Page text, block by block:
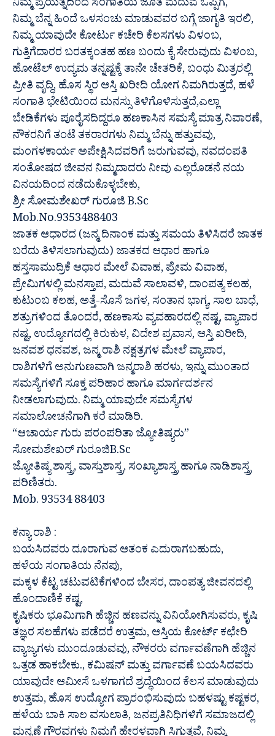
ನಿಮ್ಮ ಪ್ರಯತ್ನದಿಂದ ಸಂಗಾತಿಯ ಜೊತೆ ಮದುವೆ ಒಪ್ಪಿಗೆ,
ನಿಮ್ಮ ಬೆನ್ನ ಹಿಂದೆ ಒಳಸಂಚು ಮಾಡುವವರ ಬಗ್ಗೆ ಜಾಗೃತಿ ಇರಲಿ,
ನಿಮ್ಮ ಯಾವುದೇ ಕೋರ್ಟು ಕಚೇರಿ ಕೆಲಸಗಳು ವಿಳಂಬ,
ಗುತ್ತಿಗೆದಾರರ ಬರತಕ್ಕಂತಹ ಹಣ ಬಂದು ಕೈ ಸೇರುವುದು ವಿಳಂಬ,
ಹೋಟೆಲ್ ಉದ್ಯಮ ತನ್ನಷ್ಟಕ್ಕೆ ತಾನೇ ಚೇತರಿಕೆ, ಬಂಧು ಮಿತ್ರರಲ್ಲಿ
ಪ್ರೀತಿ ವೃದ್ಧಿ, ಹೊಸ ಸ್ಥಿರ ಆಸ್ತಿ ಖರೀದಿ ಯೋಗ ನಿಮಗಿರುತ್ತದೆ, ಹಳೆ
ಸಂಗಾತಿ ಭೇಟಿಯಿಂದ ಮನಸ್ಸು ತಿಳಿಗೊಳಿಸುತ್ತದೆ,ಎಲ್ಲಾ
ಬೇಡಿಕೆಗಳು ಪೂರೈಸದಿದ್ದರೂ ಹಣಕಾಸಿನ ಸಮಸ್ಯೆ ಮಾತ್ರ ನಿವಾರಣೆ,
ನೌಕರನಿಗೆ ತಂಟೆ ತಕರಾರಗಳು ನಿಮ್ಮ ಬೆನ್ನು ಹತ್ತುವವು,
ಮಂಗಳಕಾರ್ಯ ಅಪೇಕ್ಷಿಸಿದವರಿಗೆ ಜರುಗುವವು, ನವದಂಪತಿ
ಸಂತೋಷದ ಜೀವನ ನಿಮ್ಮದಾದರು ನೀವು ಎಲ್ಲರೊಡನೆ ನಯ
ವಿನಯದಿಂದ ನಡೆದುಕೊಳ್ಳಬೇಕು,
ಶ್ರೀ ಸೋಮಶೇಖರ್ ಗುರೂಜಿ B.Sc
Mob.No.9353488403
ಜಾತಕ ಆಧಾರದ (ಜನ್ಮ ದಿನಾಂಕ ಮತ್ತು ಸಮಯ ತಿಳಿಸಿದರೆ ಜಾತಕ
ಬರೆದು ತಿಳಿಸಲಾಗುವುದು) ಜಾತಕದ ಆಧಾರ ಹಾಗೂ
ಹಸ್ತಸಾಮುದ್ರಿಕೆ ಆಧಾರ ಮೇಲೆ ವಿವಾಹ, ಪ್ರೇಮ ವಿವಾಹ,
ಪ್ರೇಮಿಗಳಲ್ಲಿ ಮನಸ್ತಾಪ, ಮದುವೆ ಸಾಲಾವಳಿ, ದಾಂಪತ್ಯ ಕಲಹ,
ಕುಟುಂಬ ಕಲಹ, ಅತ್ತೆ-ಸೊಸೆ ಜಗಳ, ಸಂತಾನ ಭಾಗ್ಯ, ಸಾಲ ಬಾಧೆ,
ಶತ್ರುಗಳಿಂದ ತೊಂದರೆ, ಹಣಕಾಸು ವ್ಯವಹಾರದಲ್ಲಿ ನಷ್ಟ, ವ್ಯಾಪಾರ
ನಷ್ಟ, ಉದ್ಯೋಗದಲ್ಲಿ ಕಿರುಕುಳ, ವಿದೇಶ ಪ್ರವಾಸ, ಆಸ್ತಿ ಖರೀದಿ,
ಜನವಶ ಧನವಶ, ಜನ್ಮ ರಾಶಿ ನಕ್ಷತ್ರಗಳ ಮೇಲೆ ವ್ಯಾಪಾರ,
ರಾಶಿಗಳಿಗೆ ಅನುಗುಣವಾಗಿ ಜನ್ಮರಾಶಿ ಹರಳು, ಇನ್ನು ಮುಂತಾದ
ಸಮಸ್ಯೆಗಳಿಗೆ ಸೂಕ್ತ ಪರಿಹಾರ ಹಾಗೂ ಮಾರ್ಗದರ್ಶನ
ನೀಡಲಾಗುವುದು. ನಿಮ್ಮ ಯಾವುದೇ ಸಮಸ್ಯೆಗಳ
ಸಮಾಲೋಚನೆಗಾಗಿ ಕರೆ ಮಾಡಿರಿ.
“ಆಚಾರ್ಯ ಗುರು ಪರಂಪರಿತಾ ಜ್ಯೋತಿಷ್ಯರು”
ಸೋಮಶೇಖರ್ ಗುರೂಜಿB.Sc
ಜ್ಯೋತಿಷ್ಯ ಶಾಸ್ತ್ರ, ವಾಸ್ತುಶಾಸ್ತ್ರ, ಸಂಖ್ಯಾಶಾಸ್ತ್ರ ಹಾಗೂ ನಾಡಿಶಾಸ್ತ್ರ
ಪರಿಣಿತರು.
Mob. 93534 88403
ಕನ್ಯಾ ರಾಶಿ :
ಬಯಸಿದವರು ದೂರಾಗುವ ಆತಂಕ ಎದುರಾಗಬಹುದು,
ಹಳೆಯ ಸಂಗಾತಿಯ ನೆನಪು,
ಮಕ್ಕಳ ಕೆಟ್ಟ ಚಟುವಟಿಕೆಗಳಿಂದ ಬೇಸರ, ದಾಂಪತ್ಯ ಜೀವನದಲ್ಲಿ
ಹೊಂದಾಣಿಕೆ ಕಷ್ಟ,
ಕೃಷಿಕರು ಭೂಮಿಗಾಗಿ ಹೆಚ್ಚಿನ ಹಣವನ್ನು ವಿನಿಯೋಗಿಸುವರು, ಕೃಷಿ
ತಜ್ಞರ ಸಲಹೆಗಳು ಪಡೆದರೆ ಉತ್ತಮ, ಆಸ್ತಿಯ ಕೋರ್ಟ್ ಕಛೇರಿ
ವ್ಯಾಜ್ಯಗಳು ಮುಂದೂಡುವವು, ನೌಕರರು ವರ್ಗಾವಣೆಗಾಗಿ ಹೆಚ್ಚಿನ
ಒತ್ತಡ ಹಾಕಬೇಕು., ಕಮಿಷನ್ ಮತ್ತು ವರ್ಗಾವಣೆ ಬಯಸಿದವರು
ಯಾವುದೇ ಆಮೀಸೆ ಒಳಗಾಗದೆ ಶ್ರದ್ಧೆಯಿಂದ ಕೆಲಸ ಮಾಡುವುದು
ಉತ್ತಮ, ಹೊಸ ಉದ್ಯೋಗ ಪ್ರಾರಂಭಿಸುವುದು ಬಹಳಷ್ಟು ಕಷ್ಟಕರ,
ಹಳೆಯ ಬಾಕಿ ಸಾಲ ವಸುಲಾತಿ, ಜನಪ್ರತಿನಿಧಿಗಳಿಗೆ ಸಮಾಜದಲ್ಲಿ